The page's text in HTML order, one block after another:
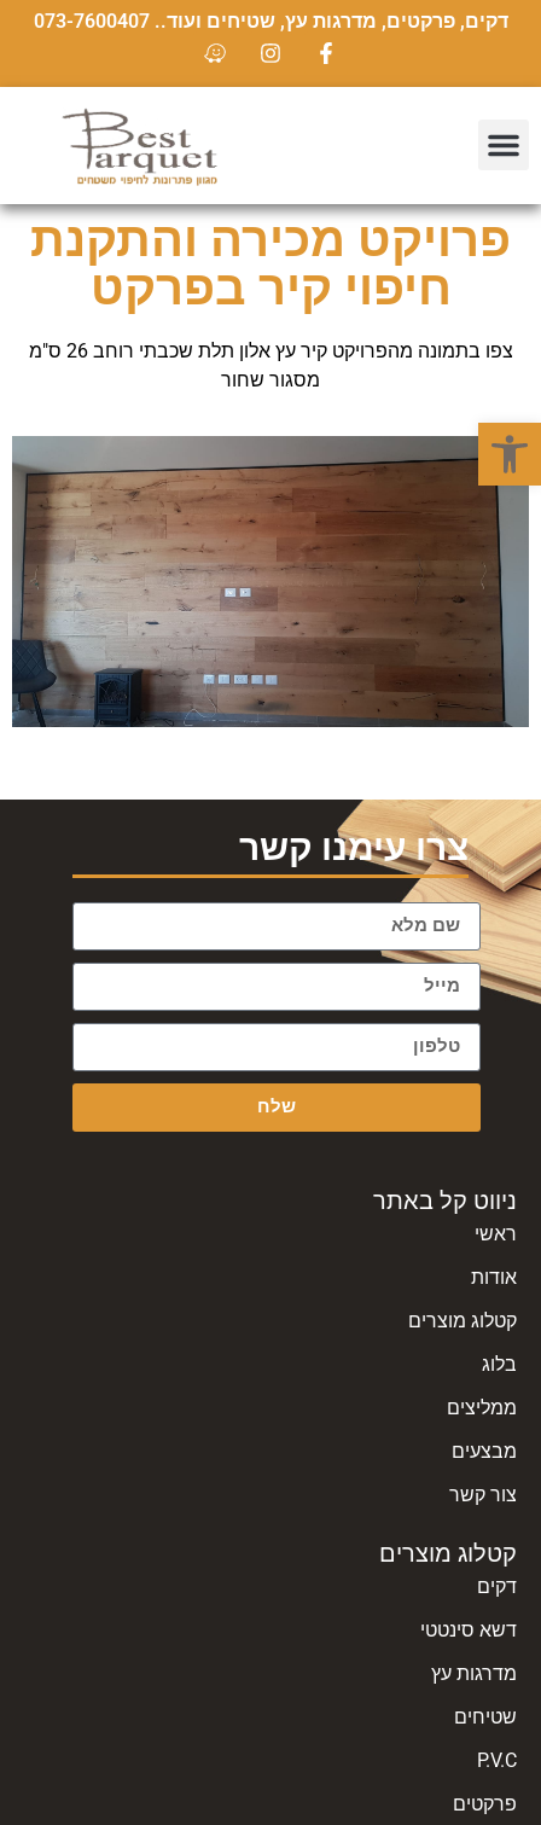
פתח סרגל נגישות
דקים, פרקטים, מדרגות עץ, שטיחים ועוד.. 073-7600407
פרויקט מכירה והתקנת
חיפוי קיר בפרקט
צפו בתמונה מהפרויקט קיר עץ אלון תלת שכבתי רוחב 26 ס"מ
מסגור שחור
צרו עימנו קשר
שלח
ניווט קל באתר
ראשי
אודות
קטלוג מוצרים
בלוג
ממליצים
מבצעים
צור קשר
קטלוג מוצרים
דקים
דשא סינטטי
מדרגות עץ
שטיחים
P.V.C
פרקטים